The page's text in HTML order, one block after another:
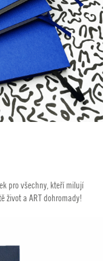
pro všechny, kteří milují
život a ART dohromady!